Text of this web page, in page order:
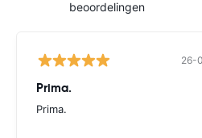
beoordelingen
26-
Prima.
Prima.